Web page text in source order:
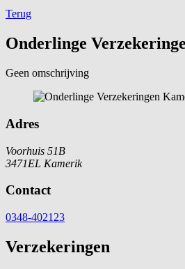
Terug
Onderlinge
Geen omschrijving
Adres
Voorhuis 51B
3471EL Kamerik
Contact
0348-402123
Verzekeringen